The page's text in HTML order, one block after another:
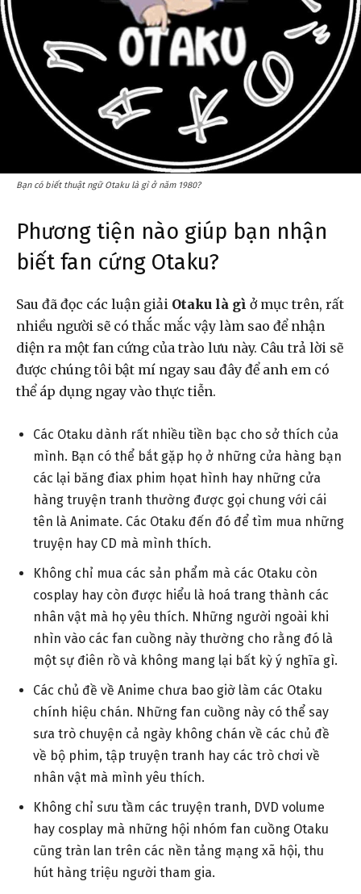
Bạn có biết thuật ngữ Otaku là gì ở năm 1980?
Phương tiện nào giúp bạn nhận
biết fan cứng Otaku?
Sau đã đọc các luận giải Otaku là gì ở mục trên, rất
nhiều người sẽ có thắc mắc vậy làm sao để nhận
diện ra một fan cứng của trào lưu này. Câu trả lời sẽ
được chúng tôi bật mí ngay sau đây để anh em có
thể áp dụng ngay vào thực tiễn.
Các Otaku dành rất nhiều tiền bạc cho sở thích của
mình. Bạn có thể bắt gặp họ ở những cửa hàng bạn
các lại băng điax phim họat hình hay những cửa
hàng truyện tranh thường được gọi chung với cái
tên là Animate. Các Otaku đến đó để tìm mua những
truyện hay CD mà mình thích.
Không chỉ mua các sản phẩm mà các Otaku còn
cosplay hay còn được hiểu là hoá trang thành các
nhân vật mà họ yêu thích. Những người ngoài khi
nhìn vào các fan cuồng này thường cho rằng đó là
một sự điên rồ và không mang lại bất kỳ ý nghĩa gì.
Các chủ đề về Anime chưa bao giờ làm các Otaku
chính hiệu chán. Những fan cuồng này có thể say
sưa trò chuyện cả ngày không chán về các chủ đề
về bộ phim, tập truyện tranh hay các trò chơi về
nhân vật mà mình yêu thích.
Không chỉ sưu tầm các truyện tranh, DVD volume
hay cosplay mà những hội nhóm fan cuồng Otaku
cũng tràn lan trên các nền tảng mạng xã hội, thu
hút hàng triệu người tham gia.